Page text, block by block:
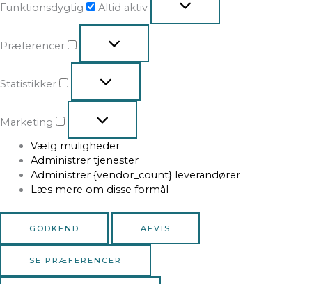
Funktionsdygtig Altid aktiv
Præferencer
Statistikker
Marketing
Vælg muligheder
Administrer tjenester
Administrer {vendor_count} leverandører
Læs mere om disse formål
GODKEND AFVIS
SE PRÆFERENCER